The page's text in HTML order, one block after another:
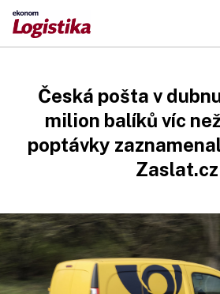
Česká pošta v
milion balíků víc
poptávky
Zaslat.cz